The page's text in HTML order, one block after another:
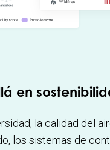
en
la calidad del
los sistemas de